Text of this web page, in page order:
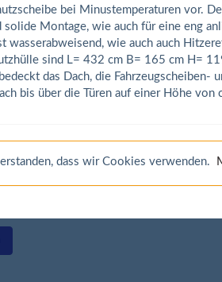
bei Minustemperaturen vor.
solide Montage, wie auch für eine eng
wasserabweisend, wie auch auch
sind L= 432 cm B= 165 cm H=
das Dach, die Fahrzeugscheiben-
bis über die Türen auf einer Höhe von
dass wir Cookies verwenden.